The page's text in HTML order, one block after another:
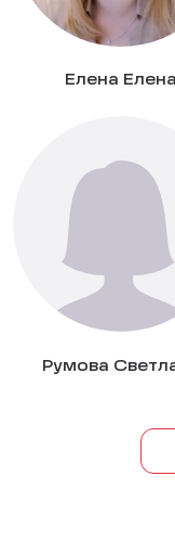
Елена Елена
Румова